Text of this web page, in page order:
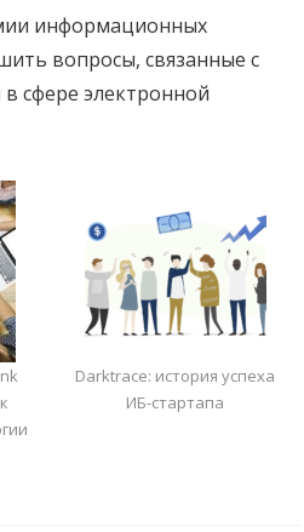
информационных
вопросы, связанные с
сфере электронной
Darktrace: история успеха
ИБ-стартапа